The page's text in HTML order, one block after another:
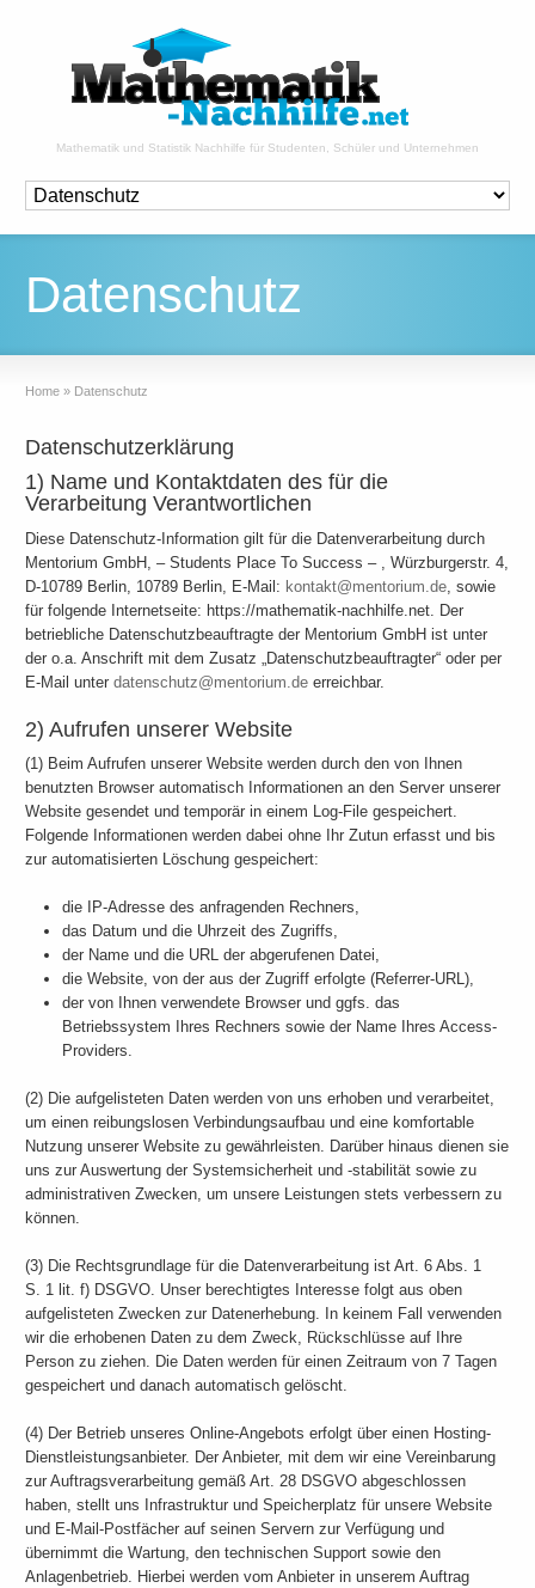
Mathematik und Statistik Nachhilfe für Studenten, Schüler und Unternehmen
Datenschutz
Home » Datenschutz
Datenschutzerklärung
1) Name und Kontaktdaten des für die
Verarbeitung Verantwortlichen
Diese Datenschutz-Information gilt für die Datenverarbeitung durch
Mentorium GmbH, – Students Place To Success – , Würzburgerstr. 4,
D-10789 Berlin, 10789 Berlin, E-Mail: kontakt@mentorium.de , sowie
für folgende Internetseite: https://mathematik-nachhilfe.net. Der
betriebliche Datenschutzbeauftragte der Mentorium GmbH ist unter
der o.a. Anschrift mit dem Zusatz „Datenschutzbeauftragter“ oder per
E-Mail unterdatenschutz@mentorium.de erreichbar.
2) Aufrufen unserer Website
(1) Beim Aufrufen unserer Website werden durch den von Ihnen
benutzten Browser automatisch Informationen an den Server unserer
Website gesendet und temporär in einem Log-File gespeichert.
Folgende Informationen werden dabei ohne Ihr Zutun erfasst und bis
zur automatisierten Löschung gespeichert:
die IP-Adresse des anfragenden Rechners,
das Datum und die Uhrzeit des Zugriffs,
der Name und die URL der abgerufenen Datei,
die Website, von der aus der Zugriff erfolgte (Referrer-URL),
der von Ihnen verwendete Browser und ggfs. das
Betriebssystem Ihres Rechners sowie der Name Ihres Access-
Providers.
(2) Die aufgelisteten Daten werden von uns erhoben und verarbeitet,
um einen reibungslosen Verbindungsaufbau und eine komfortable
Nutzung unserer Website zu gewährleisten. Darüber hinaus dienen sie
uns zur Auswertung der Systemsicherheit und -stabilität sowie zu
administrativen Zwecken, um unsere Leistungen stets verbessern zu
können.
(3) Die Rechtsgrundlage für die Datenverarbeitung ist Art. 6 Abs. 1
S. 1 lit. f) DSGVO. Unser berechtigtes Interesse folgt aus oben
aufgelisteten Zwecken zur Datenerhebung. In keinem Fall verwenden
wir die erhobenen Daten zu dem Zweck, Rückschlüsse auf Ihre
Person zu ziehen. Die Daten werden für einen Zeitraum von 7 Tagen
gespeichert und danach automatisch gelöscht.
(4) Der Betrieb unseres Online-Angebots erfolgt über einen Hosting-
Dienstleistungsanbieter. Der Anbieter, mit dem wir eine Vereinbarung
zur Auftragsverarbeitung gemäß Art. 28 DSGVO abgeschlossen
haben, stellt uns Infrastruktur und Speicherplatz für unsere Website
und E-Mail-Postfächer auf seinen Servern zur Verfügung und
übernimmt die Wartung, den technischen Support sowie den
Anlagenbetrieb. Hierbei werden vom Anbieter in unserem Auftrag